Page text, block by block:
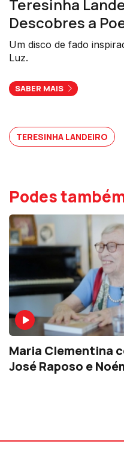
Teresinha
Descobres a
Um disco de fado
Luz.
SABER MAIS
TERESINHA LANDEIRO
Podes
Maria Clementina
José Raposo e